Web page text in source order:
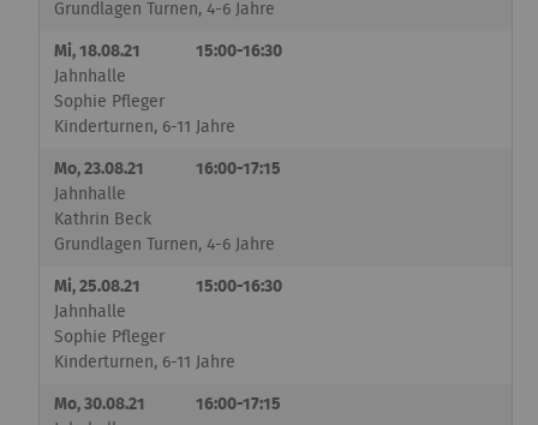
Grundlagen Turnen, 4-6 Jahre
Mi, 18.08.21
15:00-16:30
Jahnhalle
Sophie Pfleger
Kinderturnen, 6-11 Jahre
Mo, 23.08.21
16:00-17:15
Jahnhalle
Kathrin Beck
Grundlagen Turnen, 4-6 Jahre
Mi, 25.08.21
15:00-16:30
Jahnhalle
Sophie Pfleger
Kinderturnen, 6-11 Jahre
Mo, 30.08.21
16:00-17:15